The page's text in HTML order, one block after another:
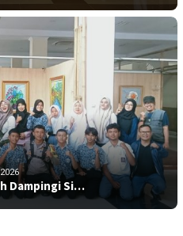
Dampingi Si…